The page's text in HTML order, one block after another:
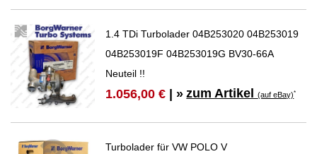
1.4 TDi Turbolader 04B253020 04B253019
04B253019F 04B253019G BV30-66A
Neuteil !!
1.056,00 € | » zum Artikel(auf eBay)*
Turbolader für VW POLO V